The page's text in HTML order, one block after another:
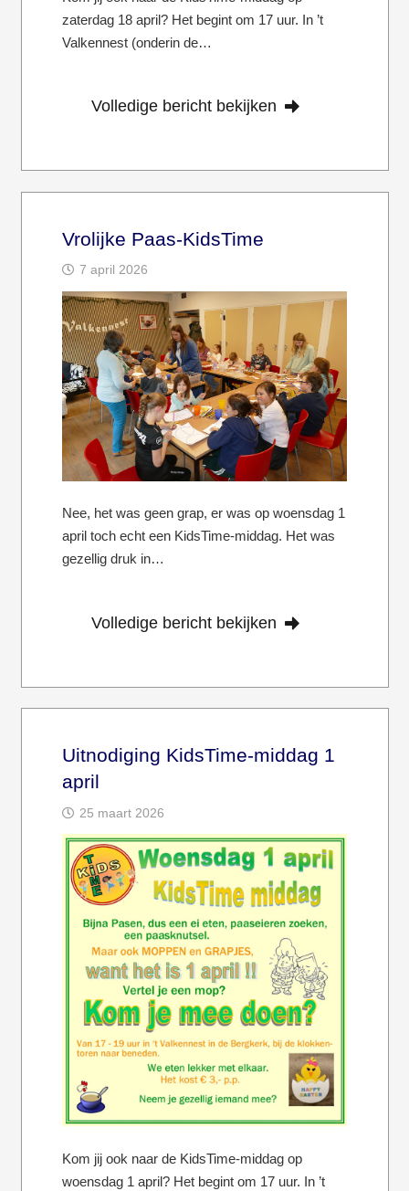
zaterdag 18 april? Het begint om 17 uur. In ’t
Valkennest (onderin de…
Volledige bericht bekijken
Vrolijke Paas-KidsTime
7 april 2026
Nee, het was geen grap, er was op woensdag 1
april toch echt een KidsTime-middag. Het was
gezellig druk in…
Volledige bericht bekijken
Uitnodiging KidsTime-middag 1
april
25 maart 2026
Kom jij ook naar de KidsTime-middag op
woensdag 1 april? Het begint om 17 uur. In ’t